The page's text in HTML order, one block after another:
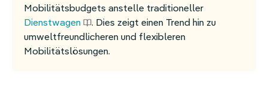
Mobilitätsbudgets anstelle traditioneller
Dienstwagen
. Dies zeigt einen Trend hin zu
umweltfreundlicheren und flexibleren
Mobilitätslösungen.